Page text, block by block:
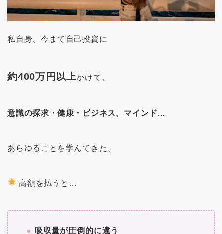
私自身、今まで自己投資に
約400万円以上かけて、
意識の探求・健康・ビジネス、マインド…
あらゆることを学んできた。
高額を払うと…
吸収量が圧倒的に違う